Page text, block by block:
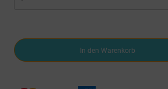
Jako
H-
Polo
In den Warenkorb